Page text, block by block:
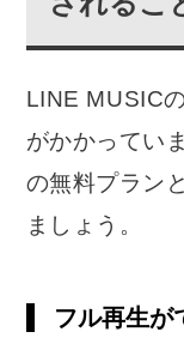
LINE MUSIC
がかかってい
の無料プラン
ましょう。
フル再生が